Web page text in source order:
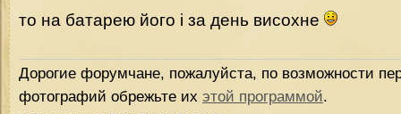
то на батарею його і за день висохне
Дорогие форумчане, пожалуйста, по возможности
фотографий обрежьте их этой программой.